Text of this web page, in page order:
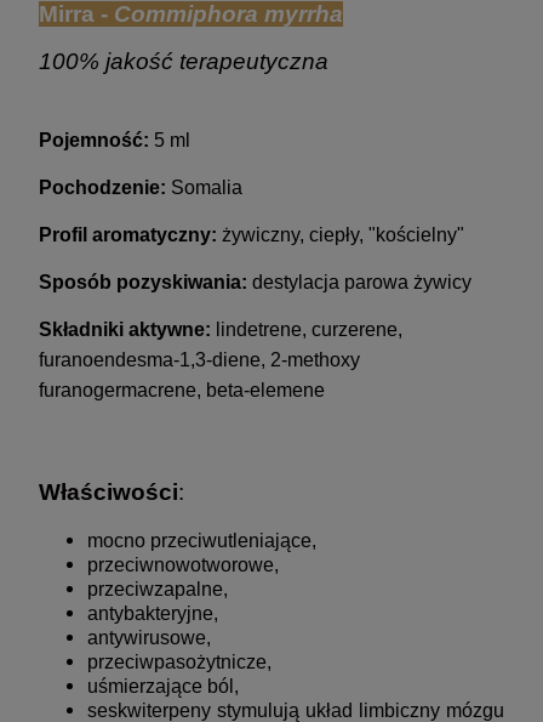
Mirra - Commiphora myrrha
100% jakość terapeutyczna
Pojemność: 5 ml
Pochodzenie: Somalia
Profil aromatyczny: żywiczny, ciepły, "kościelny"
Sposób pozyskiwania: destylacja parowa żywicy
Składniki aktywne: lindetrene, curzerene,
furanoendesma-1,3-diene, 2-methoxy
furanogermacrene, beta-elemene
Właściwości:
mocno przeciwutleniające,
przeciwnowotworowe,
przeciwzapalne,
antybakteryjne,
antywirusowe,
przeciwpasożytnicze,
uśmierzające ból,
seskwiterpeny stymulują układ limbiczny mózgu